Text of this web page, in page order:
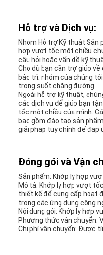
Hỗ trợ và Dịch vụ:
Nhóm Hỗ trợ Kỹ thuật Sản
hợp vượt tốc một chiều
câu hỏi hoặc vấn đề kỹ
Cho dù bạn cần trợ giúp
bảo trì, nhóm của chúng
trong suốt chặng đường.
Ngoài hỗ trợ kỹ thuật,
các dịch vụ để giúp bạn
tốc một chiều của mình.
bao gồm đào tạo sản
giải pháp tùy chỉnh để đáp
Đóng gói và Vận
Sản phẩm: Khớp ly hợp
Mô tả: Khớp ly hợp vượt
thiết kế để cung cấp hoạt
trong các ứng dụng công
Nội dung gói: Khớp ly hợp
Phương thức vận chuyển:
Chi phí vận chuyển: Được